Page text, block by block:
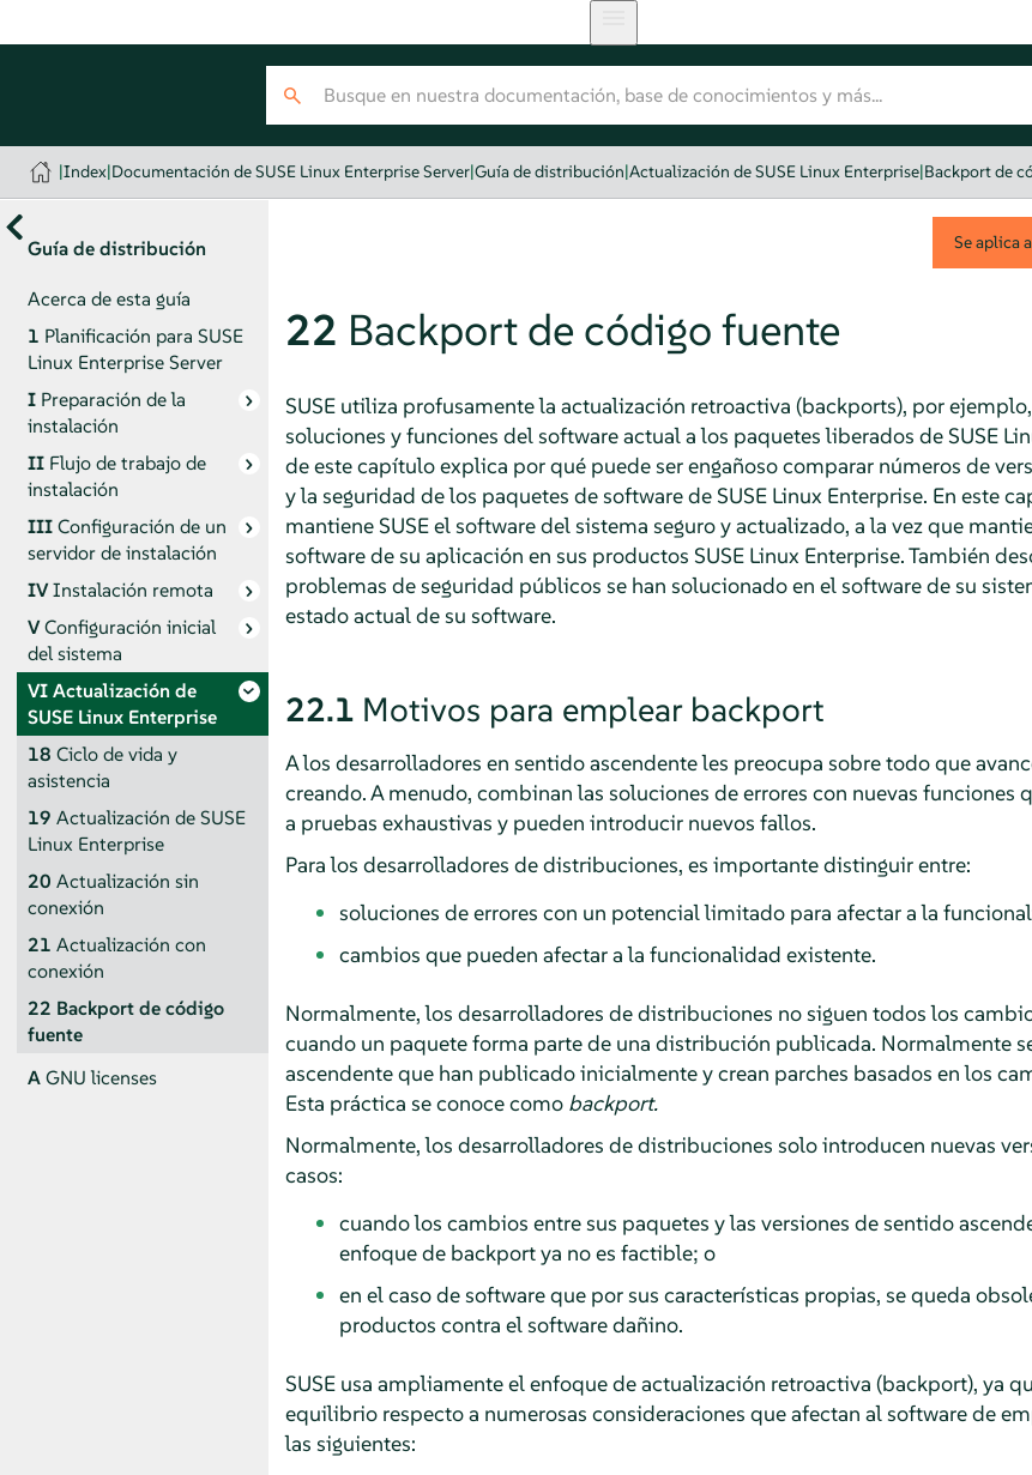
|Index|Documentación de SUSE Linux Enterprise Server|Guía de distribución|Actualización de SUSE Linux Enterprise|Backport de
Guía de distribución
Acerca de esta guía
1 Planificación para SUSE
Linux Enterprise Server
I Preparación de la
instalación
II Flujo de trabajo de
instalación
IIIConfiguración de un
servidor de instalación
IVInstalación remota
VConfiguración inicial
del sistema
VIActualización de
SUSE Linux Enterprise
18 Ciclo de vida y
asistencia
19 Actualización de SUSE
Linux Enterprise
20 Actualización sin
conexión
21 Actualización con
conexión
22 Backport de código
fuente
AGNU licenses
Se aplica a
22 Backport de código fuente
SUSE utiliza profusamente la actualización retroactiva (backports), por
soluciones y funciones del software actual a los paquetes liberados de SUSE
de este capítulo explica por qué puede ser engañoso comparar números de
y la seguridad de los paquetes de software de SUSE Linux Enterprise. En este
mantiene SUSE el software del sistema seguro y actualizado, a la vez que
software de su aplicación en sus productos SUSE Linux Enterprise. También
problemas de seguridad públicos se han solucionado en el software de su
estado actual de su software.
22.1 Motivos para emplear backport
A los desarrolladores en sentido ascendente les preocupa sobre todo que
creando. A menudo, combinan las soluciones de errores con nuevas funciones
a pruebas exhaustivas y pueden introducir nuevos fallos.
Para los desarrolladores de distribuciones, es importante distinguir entre:
soluciones de errores con un potencial limitado para afectar a la
cambios que pueden afectar a la funcionalidad existente.
Normalmente, los desarrolladores de distribuciones no siguen todos los
cuando un paquete forma parte de una distribución publicada. Normalmente
ascendente que han publicado inicialmente y crean parches basados en los
Esta práctica se conoce como backport.
Normalmente, los desarrolladores de distribuciones solo introducen nuevas
casos:
cuando los cambios entre sus paquetes y las versiones de sentido
enfoque de backport ya no es factible; o
en el caso de software que por sus características propias, se queda
productos contra el software dañino.
SUSE usa ampliamente el enfoque de actualización retroactiva (backport), ya
equilibrio respecto a numerosas consideraciones que afectan al software de
las siguientes: